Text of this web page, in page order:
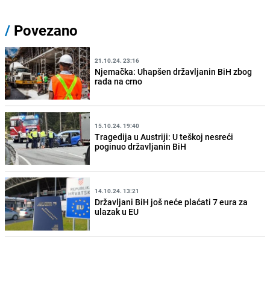
/ Povezano
21.10.24. 23:16
Njemačka: Uhapšen državljanin BiH zbog
rada na crno
15.10.24. 19:40
Tragedija u Austriji: U teškoj nesreći
poginuo državljanin BiH
14.10.24. 13:21
Državljani BiH još neće plaćati 7 eura za
ulazak u EU